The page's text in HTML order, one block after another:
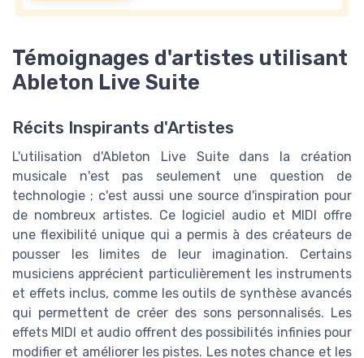
Témoignages d'artistes utilisant
Ableton Live Suite
Récits Inspirants d'Artistes
L'utilisation d'Ableton Live Suite dans la création
musicale n'est pas seulement une question de
technologie ; c'est aussi une source d'inspiration pour
de nombreux artistes. Ce logiciel audio et MIDI offre
une flexibilité unique qui a permis à des créateurs de
pousser les limites de leur imagination. Certains
musiciens apprécient particulièrement les instruments
et effets inclus, comme les outils de synthèse avancés
qui permettent de créer des sons personnalisés. Les
effets MIDI et audio offrent des possibilités infinies pour
modifier et améliorer les pistes. Les notes chance et les